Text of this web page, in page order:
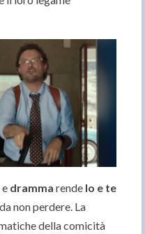
e dramma rende Io e te
non perdere. La
della comicità